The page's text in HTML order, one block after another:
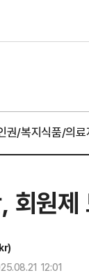
권/복지식품/의료
회원
12:01